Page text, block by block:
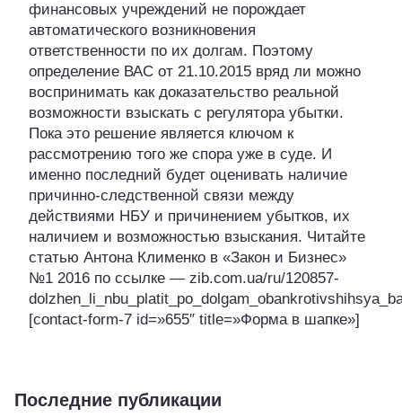
финансовых учреждений не порождает
автоматического возникновения
ответственности по их долгам. Поэтому
определение ВАС от 21.10.2015 вряд ли можно
воспринимать как доказательство реальной
возможности взыскать с регулятора убытки.
Пока это решение является ключом к
рассмотрению того же спора уже в суде. И
именно последний будет оценивать наличие
причинно-следственной связи между
действиями НБУ и причинением убытков, их
наличием и возможностью взыскания. Читайте
статью Антона Клименко в «Закон и Бизнес»
№1 2016 по ссылке — zib.com.ua/ru/120857-
[contact-form-7 id=»655″ title=»Форма в шапке»]
Последние публикации